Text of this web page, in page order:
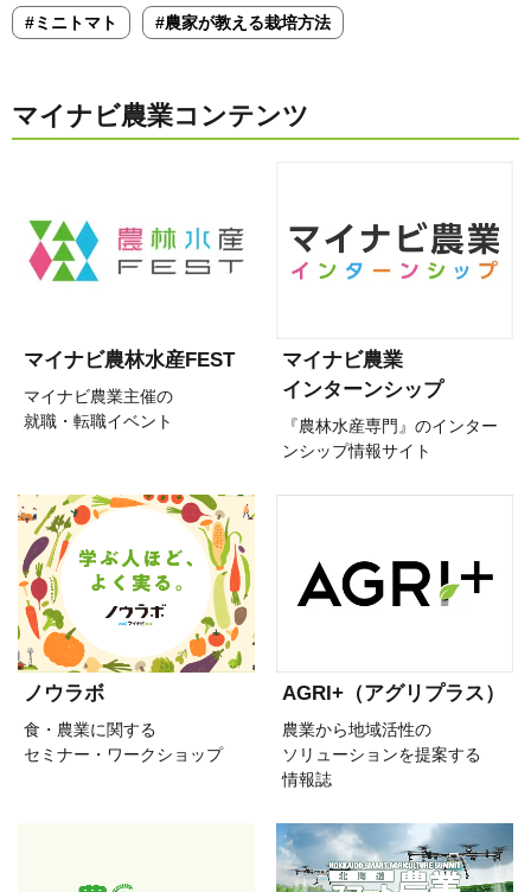
#ミニトマト #農家が教える栽培方法
マイナビ農業コンテンツ
マイナビ農林水産FEST
マイナビ農業主催の
就職・転職イベント
マイナビ農業
インターンシップ
『農林水産専門』のインター
ンシップ情報サイト
ノウラボ
食・農業に関する
セミナー・ワークショップ
AGRI+（アグリプラス）
農業から地域活性の
ソリューションを提案する
情報誌